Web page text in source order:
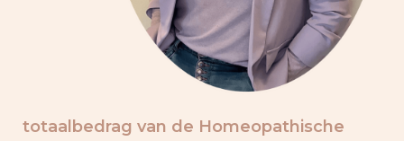
totaalbedrag van de Homeopathische